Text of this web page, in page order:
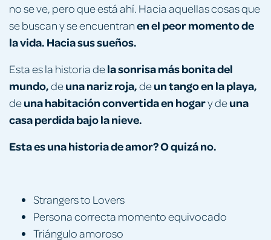
no se ve, pero que está ahí. Hacia aquellas cosas que
se buscan y se encuentranen el peor momento de
la vida. Hacia sus sueños.
Esta es la historia dela sonrisa más bonita del
mundo,deuna nariz roja,deun tango en la playa,
deuna habitación convertida en hogary deuna
casa perdida bajo la nieve.
Esta es una historia de amor? O quizá no.
Strangers to Lovers
Persona correcta momento equivocado
Triángulo amoroso